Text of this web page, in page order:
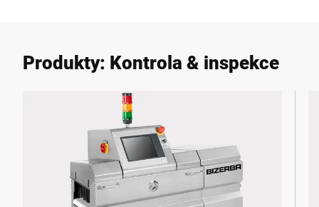
Produkty: Kontrola & inspekce